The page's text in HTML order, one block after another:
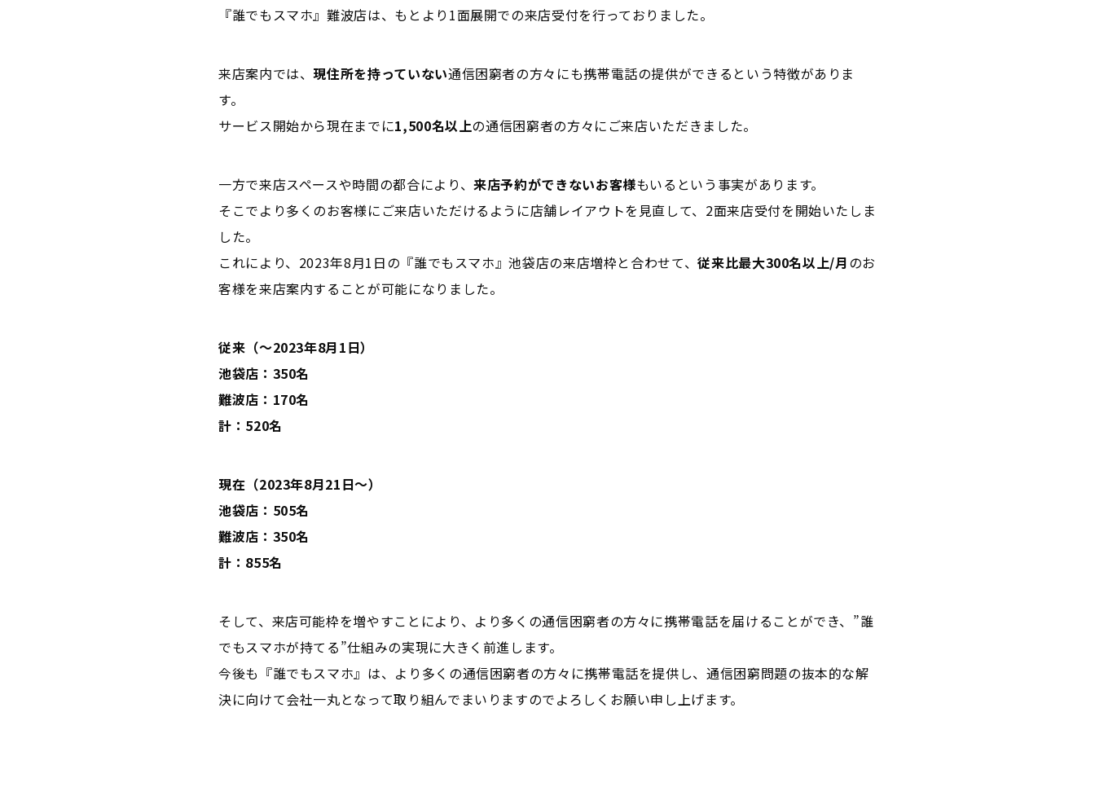
『誰でもスマホ』難波店は、もとより1面展開での来店受付を行っておりました。
来店案内では、現住所を持っていない通信困窮者の方々にも携帯電話の提供ができるという特徴がありま
す。
サービス開始から現在までに1,500名以上の通信困窮者の方々にご来店いただきました。
一方で来店スペースや時間の都合により、来店予約ができないお客様もいるという事実があります。
そこでより多くのお客様にご来店いただけるように店舗レイアウトを見直して、2面来店受付を開始いたしま
した。
これにより、2023年8月1日の『誰でもスマホ』池袋店の来店増枠と合わせて、従来比最大300名以上/月のお
客様を来店案内することが可能になりました。
従来（～2023年8月1日）
池袋店：350名
難波店：170名
計：520名
現在（2023年8月21日～）
池袋店：505名
難波店：350名
計：855名
そして、来店可能枠を増やすことにより、より多くの通信困窮者の方々に携帯電話を届けることができ、”誰
でもスマホが持てる”仕組みの実現に大きく前進します。
今後も『誰でもスマホ』は、より多くの通信困窮者の方々に携帯電話を提供し、通信困窮問題の抜本的な解
決に向けて会社一丸となって取り組んでまいりますのでよろしくお願い申し上げます。